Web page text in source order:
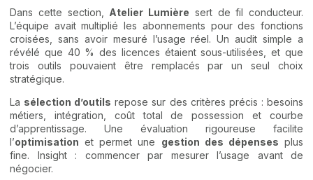
Dans cette section, Atelier Lumière sert de fil conducteur.
L’équipe avait multiplié les abonnements pour des fonctions
croisées, sans avoir mesuré l’usage réel. Un audit simple a
révélé que 40 % des licences étaient sous-utilisées, et que
trois outils pouvaient être remplacés par un seul choix
stratégique.
La sélection d’outils repose sur des critères précis : besoins
métiers, intégration, coût total de possession et courbe
d’apprentissage. Une évaluation rigoureuse facilite
l’optimisation et permet une gestion des dépenses plus
fine. Insight : commencer par mesurer l’usage avant de
négocier.